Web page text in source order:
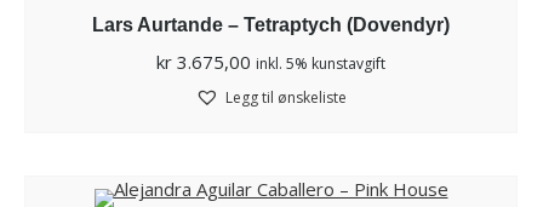
Lars Aurtande – Tetraptych (Dovendyr)
kr 3.675,00 inkl. 5% kunstavgift
Legg til ønskeliste